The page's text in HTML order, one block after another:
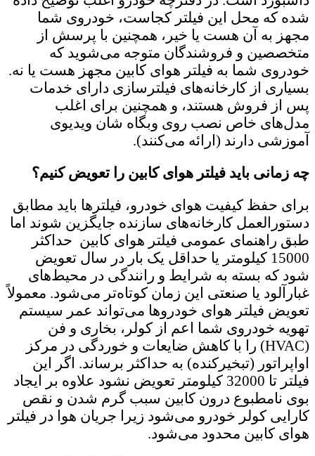
شده که محل این فیلتر کجاست، خودروی شما
مجهز به آن هست یا خیر، همچنین با پرسش از
متخصصین و فروشندگان متوجه می‌شوید که
خودروی شما به فیلتر هوای کابین مجهز هست یا نه.
بسیاری از کارخانه‌های فیلترسازی دارای خدمات
پس از فروش هستند، و همچنین برای اغلب
مدل‌های خاص نصب روی وبگاه شان ویدیوی
آموزشی دارند (ارائه می‌کنند).
چه زمانی باید فیلتر هوای کابین را تعویض کنیم؟
برای حفظ کیفیت هوای خودرو، فیلترها باید مطابق
دستورالعمل کارخانه‌های سازنده جایگزین شوند اما
طبق راهنمای عمومی فیلتر هوای کابین حداکثر
15000 کیلومتر یا حداقل یک بار در سال تعویض
شود که بسته به شرایط و رانندگی در محیط‌های
غبارآلود یا صنعتی این زمان کوتاه‌تر می‌شود. معمولاً
تعویض فیلتر هوای خودروها می‌تواند عمر سیستم
تهویه خودروی شما اعم از کولر، بخاری و فن
(HVAC) را با کاهش ضایعات و خوردگی در مرکز
اواپراتور (تبخیرکنده) به حداکثر برساند. اگر این
فیلتر تا 32000 کیلومتر تعویض نشود علاوه بر ایجاد
بوی نامطبوع درون کابین سبب گرم شدن و نقص
کارایی کولر خودرو می‌شود زیرا جریان هوا در فیلتر
هوای کابین محدود می‌شود.